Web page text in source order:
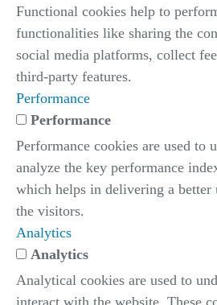
Functional cookies help to
functionalities like sharing the
social media platforms, collect
third-party features.
Performance
Performance
Performance cookies are used to
analyze the key performance
which helps in delivering a better
the visitors.
Analytics
Analytics
Analytical cookies are used to
interact with the website. These